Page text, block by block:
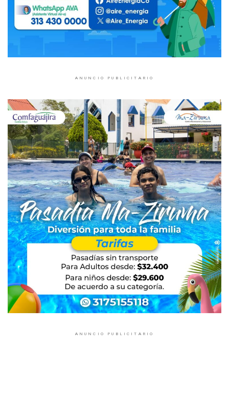
ANUNCIO PUBLICITARIO
ANUNCIO PUBLICITARIO